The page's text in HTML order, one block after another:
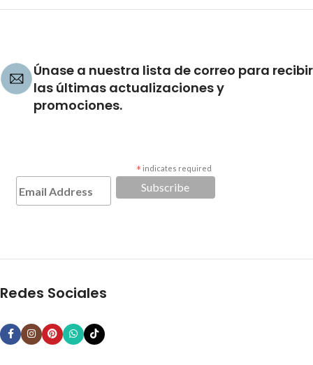
Únase a nuestra lista de correo para recibir
las últimas actualizaciones y
promociones.
* indicates required
Redes Sociales